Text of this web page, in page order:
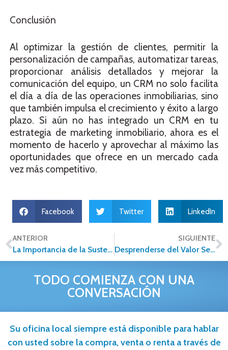
Conclusión
Al optimizar la gestión de clientes, permitir la
personalización de campañas, automatizar tareas,
proporcionar análisis detallados y mejorar la
comunicación del equipo, un CRM no solo facilita
el día a día de las operaciones inmobiliarias, sino
que también impulsa el crecimiento y éxito a largo
plazo. Si aún no has integrado un CRM en tu
estrategia de marketing inmobiliario, ahora es el
momento de hacerlo y aprovechar al máximo las
oportunidades que ofrece en un mercado cada
vez más competitivo.
Facebook Twitter LinkedIn
ANTERIOR
La Importancia de la Sustentabilidad en Bienes Raíces: Construyendo un Futuro Más Verde.
SIGUIENTE
Desprenderse del Valor Sentimental: Tres Consejos para Valorar tu Inmueble con Éxito
TODO COMIENZA CON UNA
CONVERSACIÓN
Su oficina local siempre está disponible para hablar
con usted sobre la compra, venta o renta a través de